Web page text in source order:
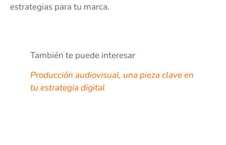
estrategias para tu marca.
También te puede interesar
Producción audiovisual, una pieza clave en
tu estrategia digital